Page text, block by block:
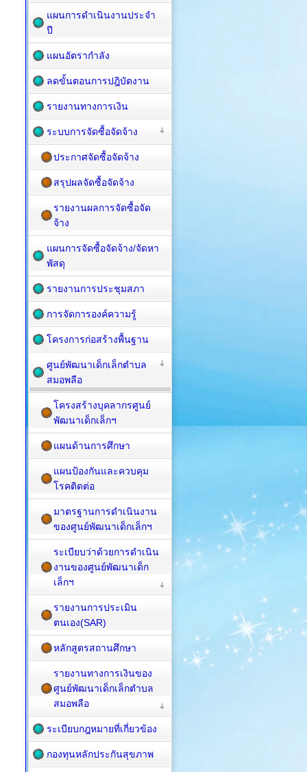
แผนการดำเนินงานประจำ
ปี
แผนอัตรากำลัง
ลดขั้นตอนการปฎิบัตงาน
รายงานทางการเงิน
ระบบการจัดซื้อจัดจ้าง
ประกาศจัดซื้อจัดจ้าง
สรุปผลจัดซื้อจัดจ้าง
รายงานผลการจัดซื้อจัด
จ้าง
แผนการจัดซื้อ​จัดจ้าง/จัดหา
พัสดุ
รายงานการประชุมสภา
การจัดการองค์ความรู้
โครงการก่อสร้างพื้นฐาน
ศูนย์พัฒนาเด็กเล็กตำบล
สมอพลือ
โครงสร้างบุคลากรศูนย์
พัฒนาเด็กเล็กฯ
แผนด้านการศึกษา
แผนป้องกันและควบคุม
โรคติดต่อ
มาตรฐานการดำเนินงาน
ของศูนย์พัฒนาเด็กเล็กฯ
ระเบียบว่าด้วยการดำเนิน
งานของศูนย์พัฒนาเด็ก
เล็กฯ
รายงานการประเมิน
ตนเอง(SAR)
หลักสูตรสถานศึกษา
รายงานทางการเงินของ
ศูนย์พัฒนาเด็กเล็กตำบล
สมอพลือ
ระเบียบกฎหมายที่เกี่ยวข้อง
กองทุนหลักประกันสุขภาพ